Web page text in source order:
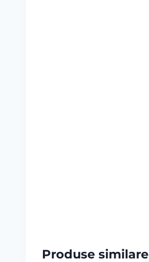
Produse similare